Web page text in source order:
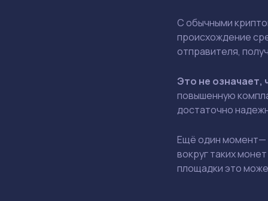
С обычными
происхождение
отправителя,
Это не означает,
повышенную
достаточно
Ещё один момент—
вокруг таких
площадки это